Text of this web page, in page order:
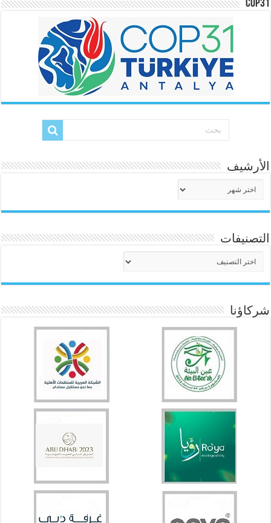
COP31
الأرشيف
الأرشيف
التصنيفات
التصنيفات
شركاؤنا